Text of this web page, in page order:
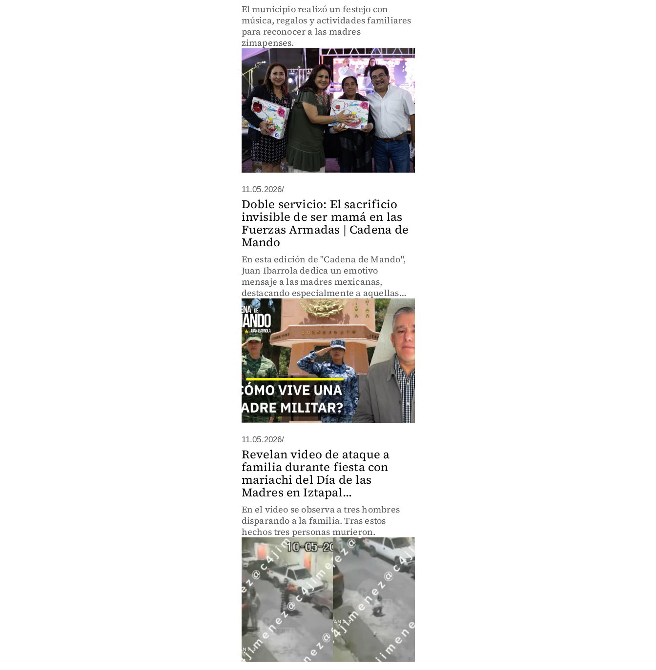
El municipio realizó un festejo con
música, regalos y actividades familiares
para reconocer a las madres
zimapenses.
11.05.2026/
Doble servicio: El sacrificio
invisible de ser mamá en las
Fuerzas Armadas | Cadena de
Mando
En esta edición de "Cadena de Mando",
Juan Ibarrola dedica un emotivo
mensaje a las madres mexicanas,
destacando especialmente a aquellas
que sirven en las filas de la Secretaría de
la Defensa Nacional, la Secretaría de
Marina y la Guardia Nacional.
11.05.2026/
Revelan video de ataque a
familia durante fiesta con
mariachi del Día de las
Madres en Iztapal...
En el video se observa a tres hombres
disparando a la familia. Tras estos
hechos tres personas murieron.